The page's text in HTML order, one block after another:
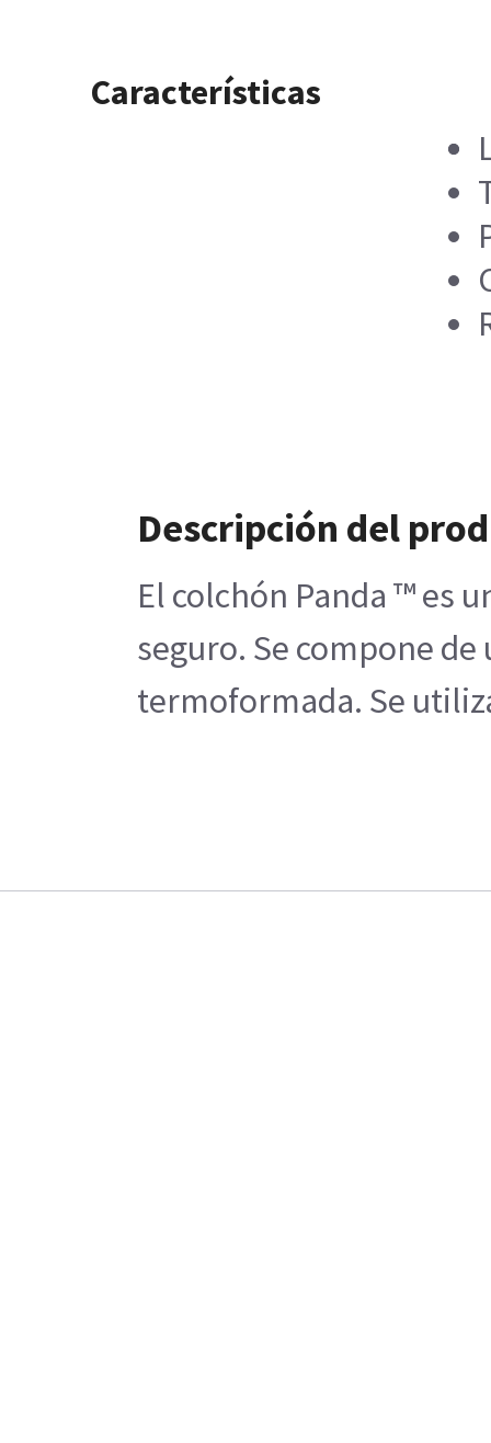
Características
Descripción del
El colchón Panda ™ es
seguro. Se compone
termoformada. Se